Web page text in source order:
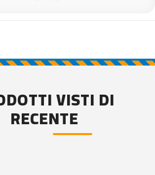
VISTI DI
RECENTE